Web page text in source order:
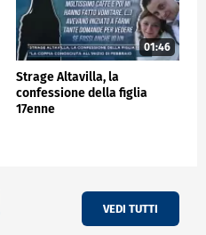
01:46
Strage Altavilla, la
confessione della figlia
17enne
VEDI TUTTI